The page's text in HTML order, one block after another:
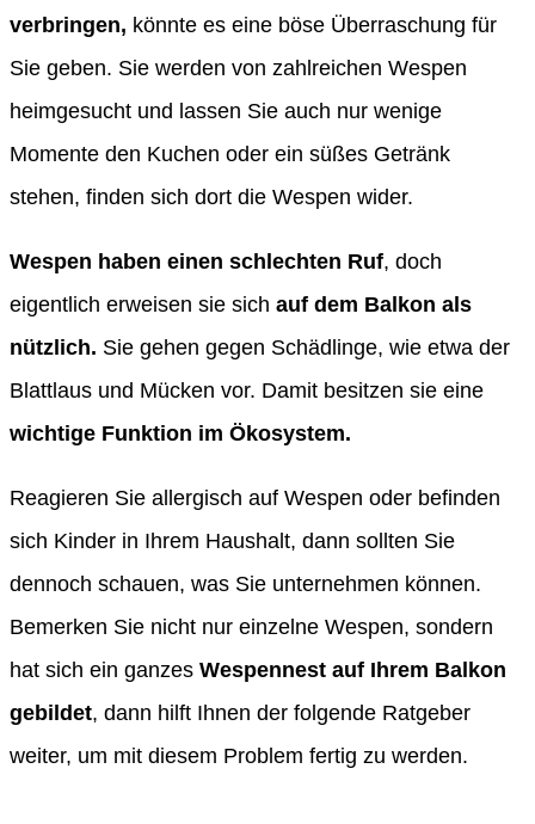
verbringen, könnte es eine böse Überraschung für
Sie geben. Sie werden von zahlreichen Wespen
heimgesucht und lassen Sie auch nur wenige
Momente den Kuchen oder ein süßes Getränk
stehen, finden sich dort die Wespen wider.
Wespen haben einen schlechten Ruf, doch
eigentlich erweisen sie sich auf dem Balkon als
nützlich. Sie gehen gegen Schädlinge, wie etwa der
Blattlaus und Mücken vor. Damit besitzen sie eine
wichtige Funktion im Ökosystem.
Reagieren Sie allergisch auf Wespen oder befinden
sich Kinder in Ihrem Haushalt, dann sollten Sie
dennoch schauen, was Sie unternehmen können.
Bemerken Sie nicht nur einzelne Wespen, sondern
hat sich ein ganzes Wespennest auf Ihrem Balkon
gebildet, dann hilft Ihnen der folgende Ratgeber
weiter, um mit diesem Problem fertig zu werden.